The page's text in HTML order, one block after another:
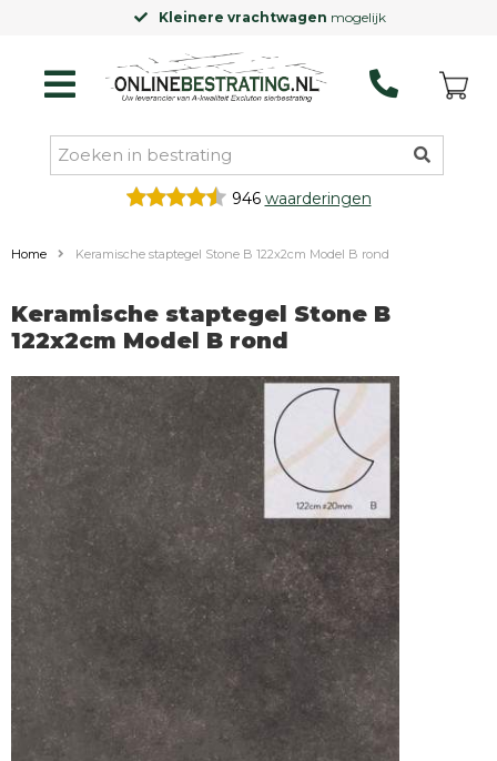
Kleinere vrachtwagenmogelijk
946 waarderingen
Home Keramische staptegel Stone B 122x2cm Model B rond
Keramische staptegel Stone B
122x2cm Model B rond